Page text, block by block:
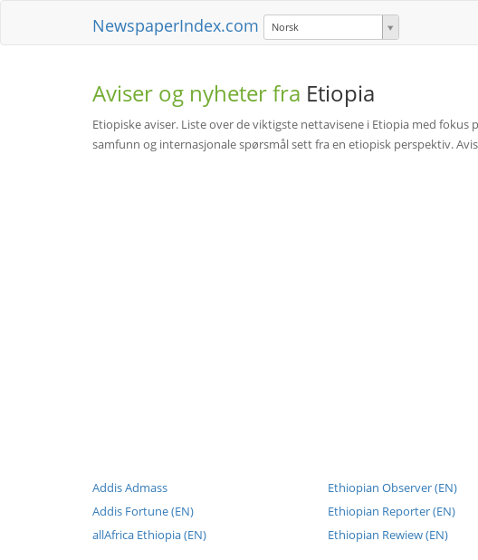
NewspaperIndex.com Norsk
Aviser og nyheter fra Etiopia
Etiopiske aviser. Liste over de viktigste nettavisene i Etiopia med
samfunn og internasjonale spørsmål sett fra en etiopisk perspektiv.
Addis Admass
Addis Fortune (EN)
allAfrica Ethiopia (EN)
Ethiopian Observer (EN)
Ethiopian Reporter (EN)
Ethiopian Rewiew (EN)